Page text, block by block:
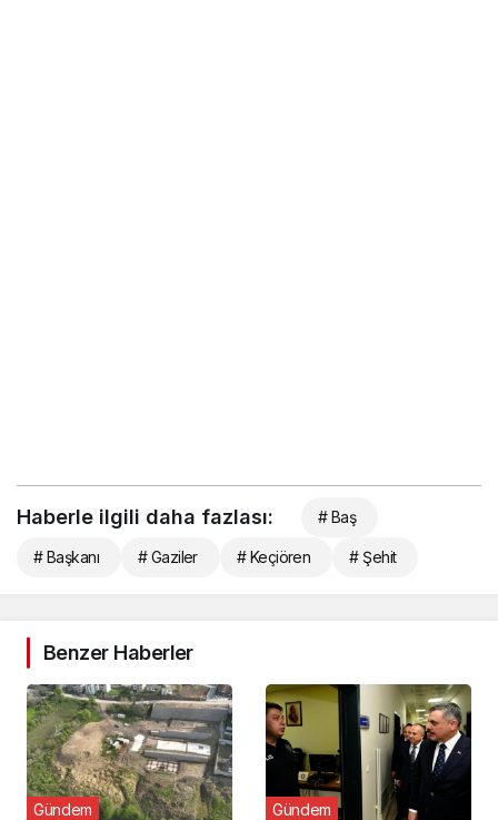
Haberle ilgili daha fazlası: # Baş
# Başkanı # Gaziler # Keçiören # Şehit
Benzer Haberler
Gündem Gündem